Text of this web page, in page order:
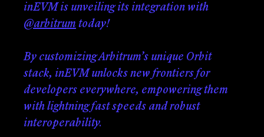
inEVM is unveiling its integration with
@arbitrum today!
By customizing Arbitrum’s unique Orbit
stack, inEVM unlocks new frontiers for
developers everywhere, empowering them
with lightning fast speeds and robust
interoperability.